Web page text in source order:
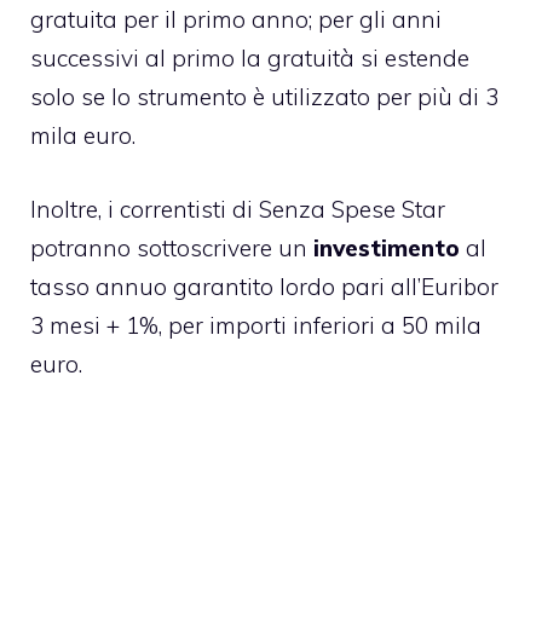
gratuita per il primo anno; per gli anni
successivi al primo la gratuità si estende
solo se lo strumento è utilizzato per più di 3
mila euro.
Inoltre, i correntisti di Senza Spese Star
potranno sottoscrivere un investimento al
tasso annuo garantito lordo pari all’Euribor
3 mesi + 1%, per importi inferiori a 50 mila
euro.